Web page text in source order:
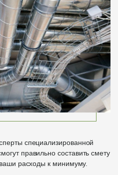
специализированной
правильно составить смету
расходы к минимуму.